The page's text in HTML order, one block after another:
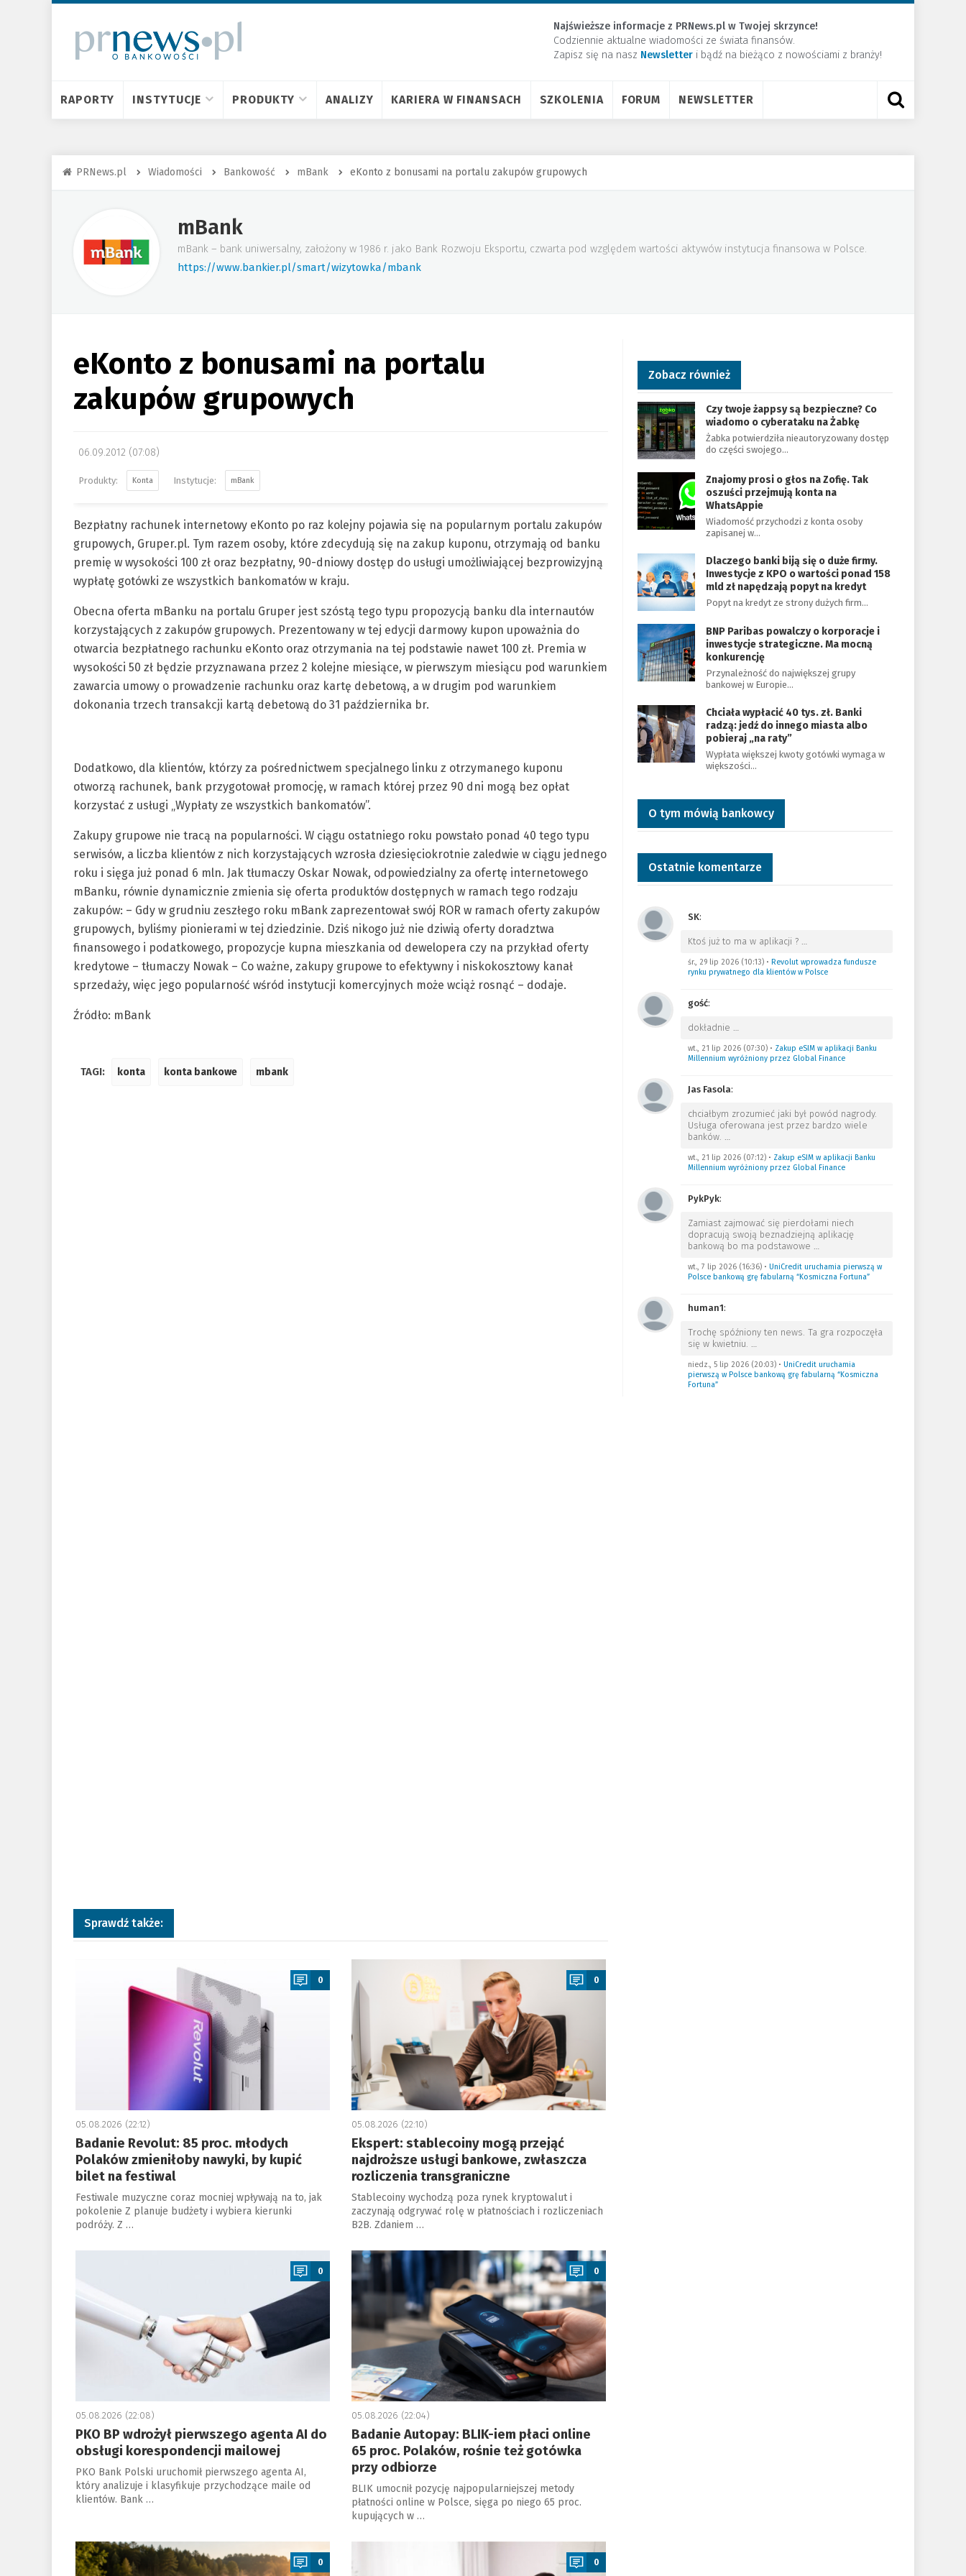
Najświeższe informacje z PRNews.pl w Twojej skrzynce!
Codziennie aktualne wiadomości ze świata finansów.
Zapisz się na nasz Newsletter ​i bądź na bieżąco z nowościami z branży!
RAPORTY INSTYTUCJE PRODUKTY ANALIZY KARIERA W FINANSACH SZKOLENIA FORUM NEWSLETTER
PRNews.pl Wiadomości Bankowość mBank eKonto z bonusami na portalu zakupów grupowych
mBank
mBank – bank uniwersalny, założony w 1986 r. jako Bank Rozwoju Eksportu, czwarta pod względem wartości aktywów instytucja finansowa w Polsce.
https://www.bankier.pl/smart/wizytowka/mbank
eKonto z bonusami na portalu
zakupów grupowych
06.09.2012 (07:08)
Konta mBank
Bezpłatny rachunek internetowy eKonto po raz kolejny pojawia się na popularnym portalu zakupów
grupowych, Gruper.pl. Tym razem osoby, które zdecydują się na zakup kuponu, otrzymają od banku
premię w wysokości 100 zł oraz bezpłatny, 90-dniowy dostęp do usługi umożliwiającej bezprowizyjną
wypłatę gotówki ze wszystkich bankomatów w kraju.
Obecna oferta mBanku na portalu Gruper jest szóstą tego typu propozycją banku dla internautów
korzystających z zakupów grupowych. Prezentowany w tej edycji darmowy kupon upoważnia do
otwarcia bezpłatnego rachunku eKonto oraz otrzymania na tej podstawie nawet 100 zł. Premia w
wysokości 50 zł będzie przyznawana przez 2 kolejne miesiące, w pierwszym miesiącu pod warunkiem
zawarcia umowy o prowadzenie rachunku oraz kartę debetową, a w drugim pod warunkiem
dokonania trzech transakcji kartą debetową do 31 października br.
Dodatkowo, dla klientów, którzy za pośrednictwem specjalnego linku z otrzymanego kuponu
otworzą rachunek, bank przygotował promocję, w ramach której przez 90 dni mogą bez opłat
korzystać z usługi „Wypłaty ze wszystkich bankomatów”.
Zakupy grupowe nie tracą na popularności. W ciągu ostatniego roku powstało ponad 40 tego typu
serwisów, a liczba klientów z nich korzystających wzrosła dziesięciokrotnie zaledwie w ciągu jednego
roku i sięga już ponad 6 mln. Jak tłumaczy Oskar Nowak, odpowiedzialny za ofertę internetowego
mBanku, równie dynamicznie zmienia się oferta produktów dostępnych w ramach tego rodzaju
zakupów: – Gdy w grudniu zeszłego roku mBank zaprezentował swój ROR w ramach oferty zakupów
grupowych, byliśmy pionierami w tej dziedzinie. Dziś nikogo już nie dziwią oferty doradztwa
finansowego i podatkowego, propozycje kupna mieszkania od dewelopera czy na przykład oferty
kredytowe – tłumaczy Nowak – Co ważne, zakupy grupowe to efektywny i niskokosztowy kanał
sprzedaży, więc jego popularność wśród instytucji komercyjnych może wciąż rosnąć – dodaje.
Źródło: mBank
TAGI: konta konta bankowe mbank
Sprawdź także:
0
05.08.2026 (22:12)
Badanie Revolut: 85 proc. młodych
Polaków zmieniłoby nawyki, by kupić
bilet na festiwal
Festiwale muzyczne coraz mocniej wpływają na to, jak
pokolenie Z planuje budżety i wybiera kierunki
podróży. Z …
a
0
05.08.2026 (22:10)
Ekspert: stablecoiny mogą przejąć
najdroższe usługi bankowe, zwłaszcza
rozliczenia transgraniczne
Stablecoiny wychodzą poza rynek kryptowalut i
zaczynają odgrywać rolę w płatnościach i rozliczeniach
B2B. Zdaniem …
a
0
05.08.2026 (22:08)
PKO BP wdrożył pierwszego agenta AI do
obsługi korespondencji mailowej
PKO Bank Polski uruchomił pierwszego agenta AI,
który analizuje i klasyfikuje przychodzące maile od
klientów. Bank …
a
0
05.08.2026 (22:04)
Badanie Autopay: BLIK-iem płaci online
65 proc. Polaków, rośnie też gotówka
przy odbiorze
BLIK umocnił pozycję najpopularniejszej metody
płatności online w Polsce, sięga po niego 65 proc.
kupujących w …
a
0
a
0
Zobacz również
Czy twoje żappsy są bezpieczne? Co
wiadomo o cyberataku na Żabkę
Żabka potwierdziła nieautoryzowany dostęp
do części swojego…
Znajomy prosi o głos na Zofię. Tak
oszuści przejmują konta na
WhatsAppie
Wiadomość przychodzi z konta osoby
zapisanej w…
Dlaczego banki biją się o duże firmy.
Inwestycje z KPO o wartości ponad 158
mld zł napędzają popyt na kredyt
Popyt na kredyt ze strony dużych firm…
BNP Paribas powalczy o korporacje i
inwestycje strategiczne. Ma mocną
konkurencję
Przynależność do największej grupy
bankowej w Europie…
Chciała wypłacić 40 tys. zł. Banki
radzą: jedź do innego miasta albo
pobieraj „na raty”
Wypłata większej kwoty gotówki wymaga w
większości…
O tym mówią bankowcy
Ostatnie komentarze
SK:
Ktoś już to ma w aplikacji ? …
śr., 29 lip 2026 (10:13)• Revolut wprowadza fundusze
rynku prywatnego dla klientów w Polsce
gość:
dokładnie …
wt., 21 lip 2026 (07:30)• Zakup eSIM w aplikacji Banku
Millennium wyróżniony przez Global Finance
Jas Fasola:
chciałbym zrozumieć jaki był powód nagrody.
Usługa oferowana jest przez bardzo wiele
banków. …
wt., 21 lip 2026 (07:12)• Zakup eSIM w aplikacji Banku
Millennium wyróżniony przez Global Finance
PykPyk:
Zamiast zajmować się pierdołami niech
dopracują swoją beznadziejną aplikację
bankową bo ma podstawowe …
wt., 7 lip 2026 (16:36)• UniCredit uruchamia pierwszą w
Polsce bankową grę fabularną “Kosmiczna Fortuna”
human1:
Trochę spóźniony ten news. Ta gra rozpoczęła
się w kwietniu. …
niedz., 5 lip 2026 (20:03)• UniCredit uruchamia
pierwszą w Polsce bankową grę fabularną “Kosmiczna
Fortuna”